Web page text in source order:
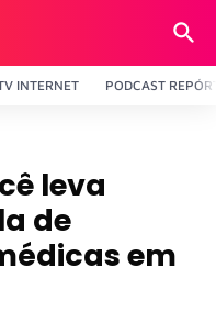
INTERNET PODCAST
leva
de
em